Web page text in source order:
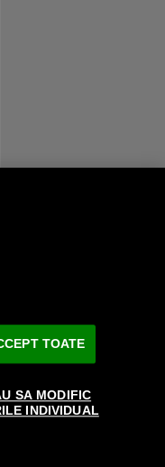
TOATE
SA MODIFIC
INDIVIDUAL